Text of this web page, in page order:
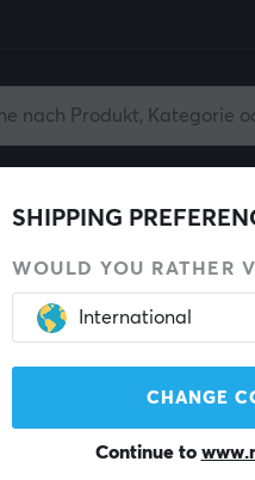
Gaming-Stühle
SHIPPING
WOULD YOU RATHER
International
CHANGE
Continue to